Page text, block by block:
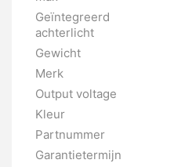
Geïntegreerd
achterlicht
Gewicht
Merk
Output voltage
Kleur
Partnummer
Garantietermijn